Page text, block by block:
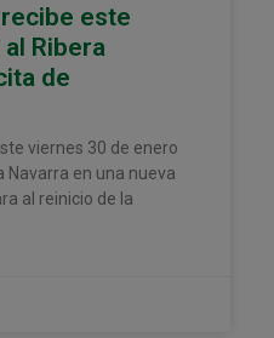
este
Ribera
de
viernes 30 de enero
Navarra en una nueva
al reinicio de la